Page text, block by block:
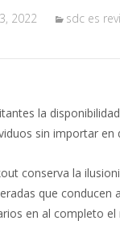
2022
sdc es
la
sin importar en
conserva la
que conducen
en al completo